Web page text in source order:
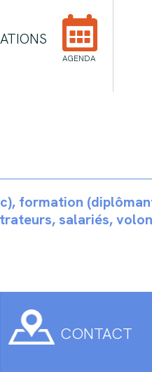
AGENDA
formation
salariés,
CONTACT